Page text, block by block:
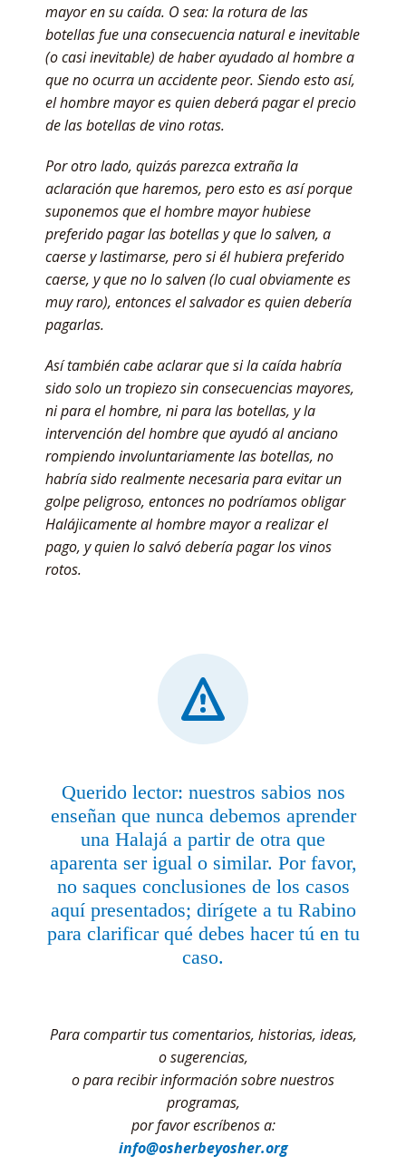
mayor en su caída. O sea: la rotura de las
botellas fue una consecuencia natural e inevitable
(o casi inevitable) de haber ayudado al hombre a
que no ocurra un accidente peor. Siendo esto así,
el hombre mayor es quien deberá pagar el precio
de las botellas de vino rotas.
Por otro lado, quizás parezca extraña la
aclaración que haremos, pero esto es así porque
suponemos que el hombre mayor hubiese
preferido pagar las botellas y que lo salven, a
caerse y lastimarse, pero si él hubiera preferido
caerse, y que no lo salven (lo cual obviamente es
muy raro), entonces el salvador es quien debería
pagarlas.
Así también cabe aclarar que si la caída habría
sido solo un tropiezo sin consecuencias mayores,
ni para el hombre, ni para las botellas, y la
intervención del hombre que ayudó al anciano
rompiendo involuntariamente las botellas, no
habría sido realmente necesaria para evitar un
golpe peligroso, entonces no podríamos obligar
Halájicamente al hombre mayor a realizar el
pago, y quien lo salvó debería pagar los vinos
rotos.
Querido lector: nuestros sabios nos
enseñan que nunca debemos aprender
una Halajá a partir de otra que
aparenta ser igual o similar. Por favor,
no saques conclusiones de los casos
aquí presentados; dirígete a tu Rabino
para clarificar qué debes hacer tú en tu
caso.
Para compartir tus comentarios, historias, ideas,
o sugerencias,
o para recibir información sobre nuestros
programas,
por favor escríbenos a:
info@osherbeyosher.org